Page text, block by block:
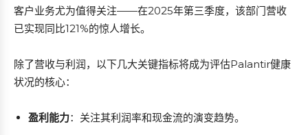
客户业务尤为值得关注——在2025年第三季度，该部门营收
已实现同比121%的惊人增长。
除了营收与利润，以下几大关键指标将成为评估Palantir健康
状况的核心：
盈利能力：关注其利润率和现金流的演变趋势。